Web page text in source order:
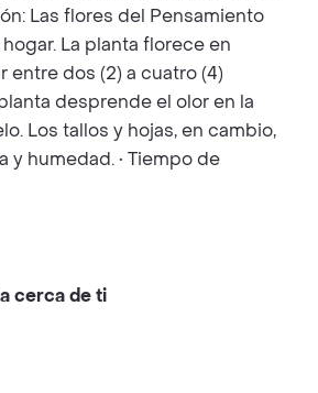
Las flores del Pensamiento
La planta florece en
entre dos (2) a cuatro (4)
desprende el olor en la
Los tallos y hojas, en cambio,
y humedad. • Tiempo de
cerca de ti